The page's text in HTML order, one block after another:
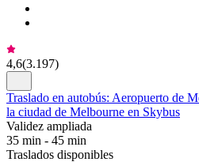
4,6(3.197)
Traslado en autobús: Aeropuerto de
la ciudad de Melbourne en Skybus
Validez ampliada
35 min - 45 min
Traslados disponibles